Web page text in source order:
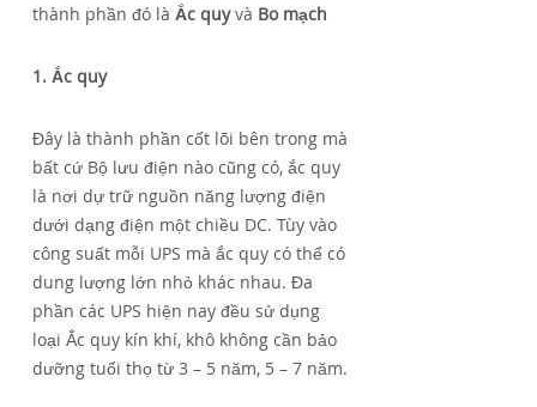
thành phần đó là Ắc quyvà Bo mạch
1. Ắc quy
Đây là thành phần cốt lõi bên trong mà
bất cứ Bộ lưu điện nào cũng có, ắc quy
là nơi dự trữ nguồn năng lượng điện
dưới dạng điện một chiều DC. Tùy vào
công suất mỗi UPS mà ắc quy có thể có
dung lượng lớn nhỏ khác nhau. Đa
phần các UPS hiện nay đều sử dụng
loại Ắc quy kín khí, khô không cần bảo
dưỡng tuổi thọ từ 3 – 5 năm, 5 – 7 năm.